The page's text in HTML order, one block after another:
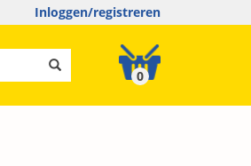
Inloggen/registreren
0